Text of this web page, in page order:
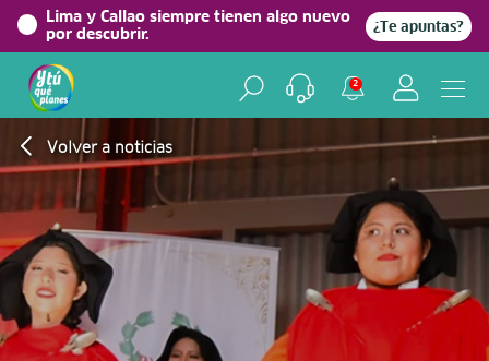
Lima y Callao siempre tienen algo nuevo
por descubrir.
¿Te apuntas?
2
Volver a noticias